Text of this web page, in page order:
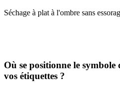
Séchage à plat à l'ombre sans
Où se positionne le symbole
vos étiquettes ?